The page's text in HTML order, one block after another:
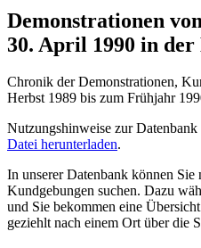
Demonstrationen
30. April 1990 in der
Chronik der Demonstrationen,
Herbst 1989 bis zum Frühjahr
Nutzungshinweise zur
Datei herunterladen.
In unserer Datenbank können Sie
Kundgebungen suchen. Dazu
und Sie bekommen eine
geziehlt nach einem Ort über die